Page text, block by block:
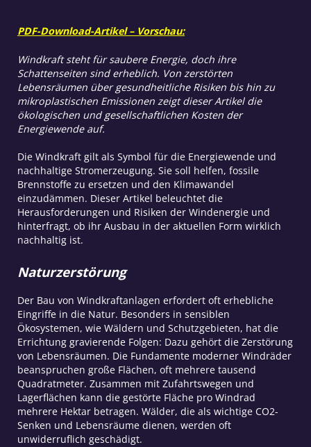
PDF-Download-Artikel – Vorschau:
Windkraft steht für saubere Energie, doch ihre
Schattenseiten sind erheblich. Von zerstörten
Lebensräumen über gesundheitliche Risiken bis hin zu
mikroplastischen Emissionen zeigt dieser Artikel die
ökologischen und gesellschaftlichen Kosten der
Energiewende auf.
Die Windkraft gilt als Symbol für die Energiewende und
nachhaltige Stromerzeugung. Sie soll helfen, fossile
Brennstoffe zu ersetzen und den Klimawandel
einzudämmen. Dieser Artikel beleuchtet die
Herausforderungen und Risiken der Windenergie und
hinterfragt, ob ihr Ausbau in der aktuellen Form wirklich
nachhaltig ist.
Naturzerstörung
Der Bau von Windkraftanlagen erfordert oft erhebliche
Eingriffe in die Natur. Besonders in sensiblen
Ökosystemen, wie Wäldern und Schutzgebieten, hat die
Errichtung gravierende Folgen: Dazu gehört die Zerstörung
von Lebensräumen. Die Fundamente moderner Windräder
beanspruchen große Flächen, oft mehrere tausend
Quadratmeter. Zusammen mit Zufahrtswegen und
Lagerflächen kann die gestörte Fläche pro Windrad
mehrere Hektar betragen. Wälder, die als wichtige CO2-
Senken und Lebensräume dienen, werden oft
unwiderruflich geschädigt.